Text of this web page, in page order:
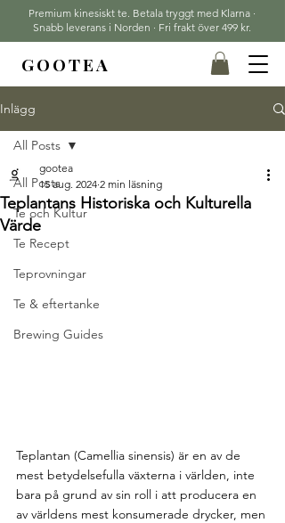
Premium kinesiskt te. Betala tryggt med Klarna ·
Snabb leverans i Norden · Fri frakt över 499 kr.
GOOTEA
Inlägg
All Posts
Te och Kultur
Te Recept
Teprovningar
Te & eftertanke
Brewing Guides
All Posts
Teplantans Historiska och Kulturella
Värde
gootea
15 aug. 2024 2 min läsning
Teplantan (Camellia sinensis) är en av de
mest betydelsefulla växterna i världen, inte
bara på grund av sin roll i att producera en
av världens mest konsumerade drycker, men